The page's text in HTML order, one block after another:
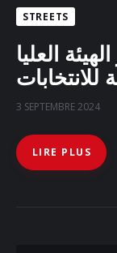
STREETS
العليا
للانتخابات
3 SEPTEMBRE 2024
LIRE PLUS